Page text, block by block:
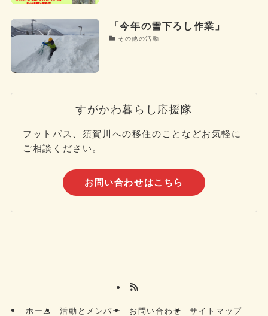
「今年の雪下ろし作業」
その他の活動
すがかわ暮らし応援隊
フットパス、須賀川への移住のことなどお気軽に
ご相談ください。
お問い合わせはこちら
ホーム 活動とメンバー お問い合わせ サイトマップ